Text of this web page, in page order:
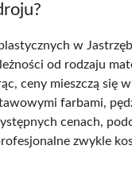
w
od rodzaju
ceny mieszczą się
farbami,
cenach,
zwykle